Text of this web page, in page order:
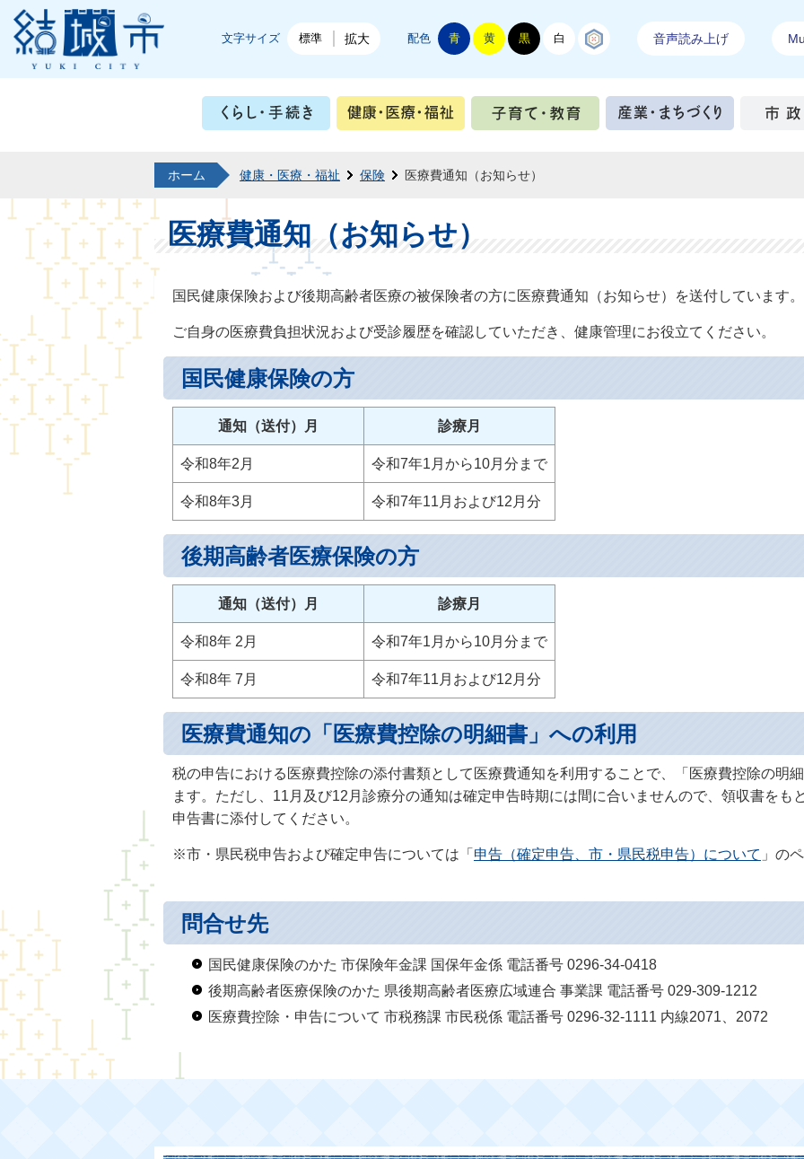
結城市公式ホームページ
文字サイズ 標準 拡大 配色 青 黄 黒 白 音声読み上げ
くらし・手続き 健康・医療・福祉 子育て・教育 産業・
ホーム 健康・医療・福祉 保険 医療費通知（お知らせ）
医療費通知（お知らせ）
国民健康保険および後期高齢者医療の被保険者の方に医療費通知（お知らせ）を送付しています。
ご自身の医療費負担状況および受診履歴を確認していただき、健康管理にお役立てください。
国民健康保険の方
通知（送付）月 診療月
令和8年2月 令和7年1月から10月分まで
令和8年3月 令和7年11月および12月分
後期高齢者医療保険の方
通知（送付）月 診療月
令和8年 2月 令和7年1月から10月分まで
令和8年 7月 令和7年11月および12月分
医療費通知の「医療費控除の明細書」への利用
税の申告における医療費控除の添付書類として医療費通知を利用することで、「医療費控除の明
ます。ただし、11月及び12月診療分の通知は確定申告時期には間に合いませんので、領収書をも
申告書に添付してください。
※市・県民税申告および確定申告については「 申告（確定申告、市・県民税申告）について 」の
問合せ先
国民健康保険のかた 市保険年金課 国保年金係 電話番号 0296-34-0418
後期高齢者医療保険のかた 県後期高齢者医療広域連合 事業課 電話番号 029-309-1212
医療費控除・申告について 市税務課 市民税係 電話番号 0296-32-1111 内線2071、2072